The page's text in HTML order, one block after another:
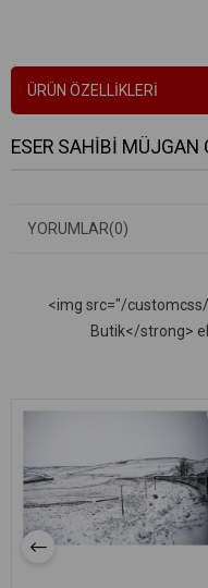
ÜRÜN ÖZELLIKLERI
ESER SAHİBİ MÜJGAN
YORUMLAR(0)
<img src="/
Butik</strong>